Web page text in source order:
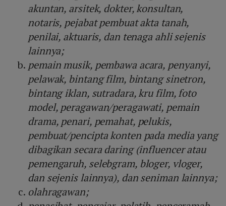
akuntan, arsitek, dokter, konsultan,
notaris, pejabat pembuat akta tanah,
penilai, aktuaris, dan tenaga ahli sejenis
lainnya;
pemain musik, pembawa acara, penyanyi,
pelawak, bintang film, bintang sinetron,
bintang iklan, sutradara, kru film, foto
model, peragawan/peragawati, pemain
drama, penari, pemahat, pelukis,
pembuat/pencipta konten pada media yang
dibagikan secara daring (influencer atau
pemengaruh, selebgram, bloger, vloger,
dan sejenis lainnya), dan seniman lainnya;
olahragawan;